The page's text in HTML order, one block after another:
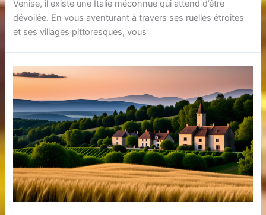
Venise, il existe une Italie méconnue qui attend d’être
dévoilée. En vous aventurant à travers ses ruelles étroites
et ses villages pittoresques, vous